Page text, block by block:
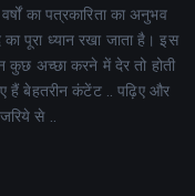
का पत्रकारिता का अनुभव
पूरा ध्यान रखा जाता है। इस
कुछ अच्छा करने में देर तो होती
हैं बेहतरीन कंटेंट .. पढ़िए और
से ..